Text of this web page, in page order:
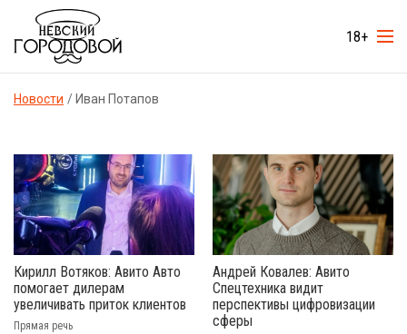
18+
Новости Иван Потапов
Кирилл Вотяков: Авито Авто
помогает дилерам
увеличивать приток клиентов
Прямая речь
Андрей Ковалев: Авито
Спецтехника видит
перспективы цифровизации
сферы